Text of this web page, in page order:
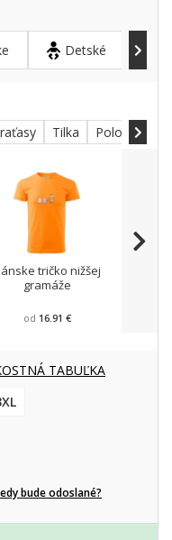
Detské
Tilka Polokošele
tričko nižšej
gramáže
od 16.91 €
TABUĽKA
bude odoslané?